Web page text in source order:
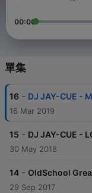
00:00
單集
16 - DJ JAY-CUE -
16 Mar 2019
15 - DJ JAY-CUE -
30 May 2018
14 - OldSchool
29 Sep 2017